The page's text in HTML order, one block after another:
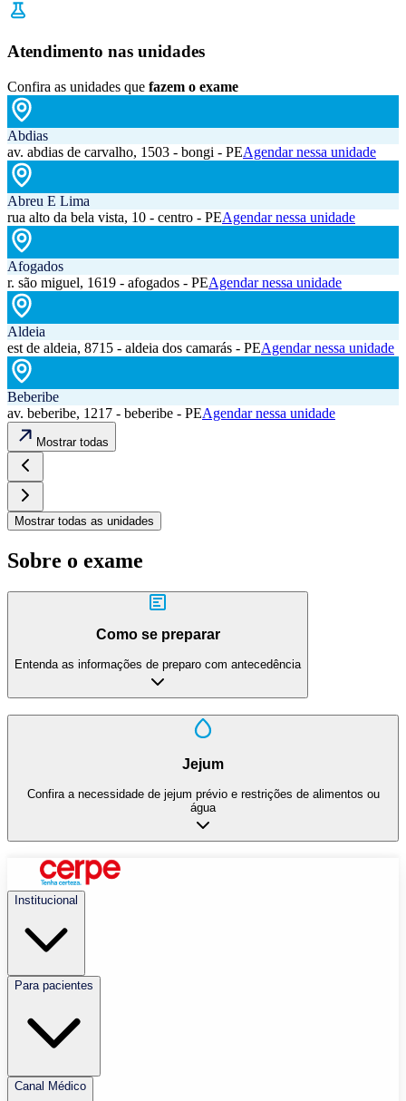
Atendimento nas unidades
Confira as unidades que fazem o exame
Abdias
av. abdias de carvalho, 1503 - bongi - PEAgendar nessa unidade
Abreu E Lima
rua alto da bela vista, 10 - centro - PEAgendar nessa unidade
Afogados
r. são miguel, 1619 - afogados - PEAgendar nessa unidade
Aldeia
est de aldeia, 8715 - aldeia dos camarás - PEAgendar nessa unidade
Beberibe
av. beberibe, 1217 - beberibe - PEAgendar nessa unidade
Mostrar todas
Mostrar todas as unidades
Sobre o exame
Como se preparar
Entenda as informações de preparo com antecedência
Jejum
Confira a necessidade de jejum prévio e restrições de alimentos ou
água
Institucional
Para pacientes
Canal Médico